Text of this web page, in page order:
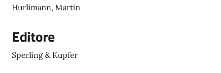
Hurlimann, Martin
Editore
Sperling & Kupfer